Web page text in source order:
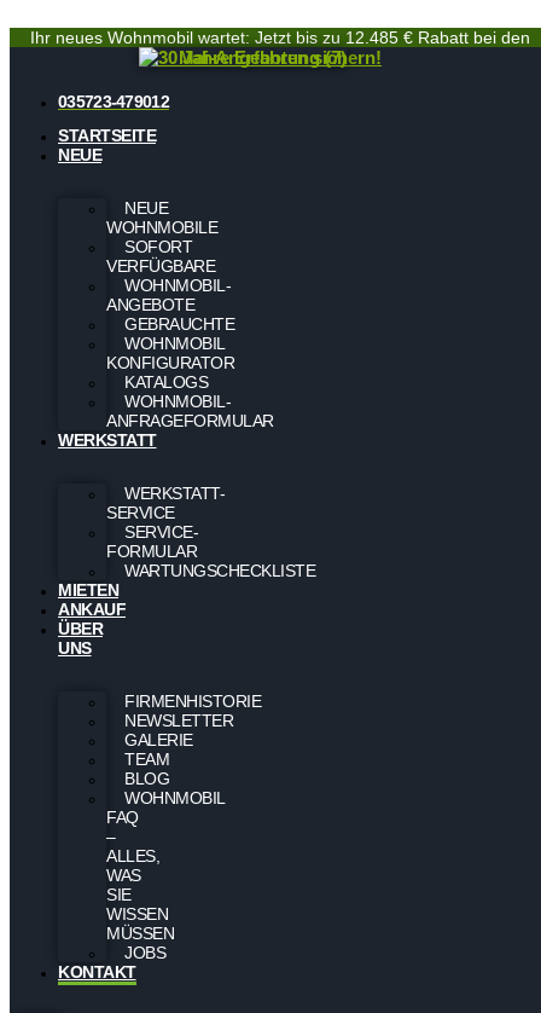
Ihr neues Wohnmobil wartet: Jetzt bis zu 12.485 € Rabatt bei den
Mai-Angeboten sichern!
035723-479012
STARTSEITE
NEUE
NEUE
WOHNMOBILE
SOFORT
VERFÜGBARE
WOHNMOBIL-
ANGEBOTE
GEBRAUCHTE
WOHNMOBIL
KONFIGURATOR
KATALOGS
WOHNMOBIL-
ANFRAGEFORMULAR
WERKSTATT
WERKSTATT-
SERVICE
SERVICE-
FORMULAR
WARTUNGSCHECKLISTE
MIETEN
ANKAUF
ÜBER
UNS
FIRMENHISTORIE
NEWSLETTER
GALERIE
TEAM
BLOG
WOHNMOBIL
FAQ
–
ALLES,
WAS
SIE
WISSEN
MÜSSEN
JOBS
KONTAKT